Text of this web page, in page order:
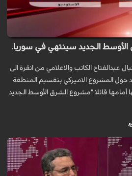
الجديد سينتهي في سوريا.
عبدالفتاح الكاتب والاعلامي من انقرة الى
حول المشروع الاميركي بتقسيم المنطقة
أمامها قائلا:"مشروع الشرق الأوسط الجديد